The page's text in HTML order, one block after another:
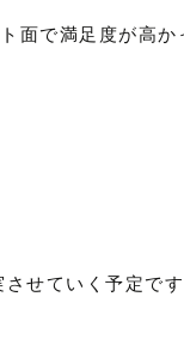
面で満足度が高か
せていく予定です